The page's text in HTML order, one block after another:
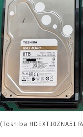
(Toshiba HDEXT10ZNA51